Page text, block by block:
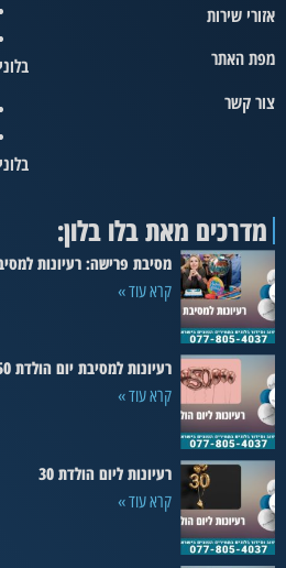
אזורי שירות
מפת האתר
צור קשר
מדרכים מאת בלו בלון:
מסיבת פרישה: רעיונות
קרא עוד »
רעיונות למסיבת יום הולדת 50 – קישוטים וקונספטים מקוריים
קרא עוד »
רעיונות ליום הולדת 30
קרא עוד »